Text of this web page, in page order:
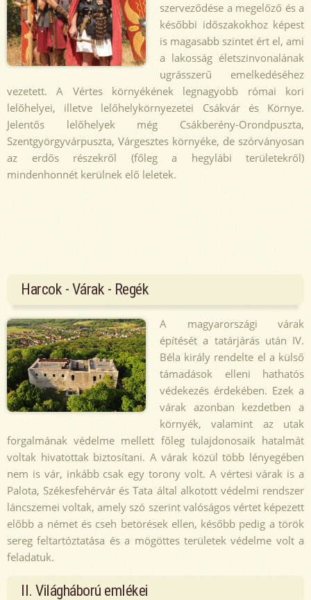
szerveződése a megelőző és a
későbbi időszakokhoz képest
is magasabb szintet ért el, ami
a lakosság életszinvonalának
ugrásszerű emelkedéséhez
vezetett. A Vértes környékének legnagyobb római kori
lelőhelyei, illetve lelőhelykörnyezetei Csákvár és Környe.
Jelentős lelőhelyek még Csákberény-Orondpuszta,
Szentgyörgyvárpuszta, Várgesztes környéke, de szórványosan
az erdős részekről (főleg a hegylábi területekről)
mindenhonnét kerülnek elő leletek.
Harcok - Várak - Regék
A magyarországi várak
építését a tatárjárás után IV.
Béla király rendelte el a külső
támadások elleni hathatós
védekezés érdekében. Ezek a
várak azonban kezdetben a
környék, valamint az utak
forgalmának védelme mellett főleg tulajdonosaik hatalmát
voltak hivatottak biztosítani. A várak közül több lényegében
nem is vár, inkább csak egy torony volt. A vértesi várak is a
Palota, Székesfehérvár és Tata által alkotott védelmi rendszer
láncszemei voltak, amely szó szerint valóságos vértet képezett
előbb a német és cseh betörések ellen, később pedig a török
sereg feltartóztatása és a mögöttes területek védelme volt a
feladatuk.
II. Világháború emlékei